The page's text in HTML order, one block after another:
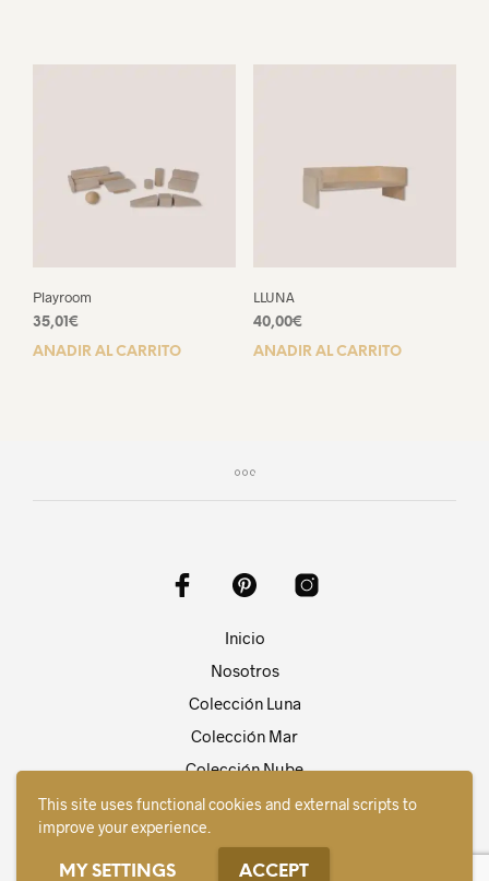
This site uses functional cookies and external scripts to
improve your experience.
MY SETTINGS ACCEPT
Playroom
35,01 €
AÑADIR AL CARRITO
LLUNA
40,00€
AÑADIR AL CARRITO
Inicio
Nosotros
Colección Luna
Colección Mar
Colección Nube
Contacto